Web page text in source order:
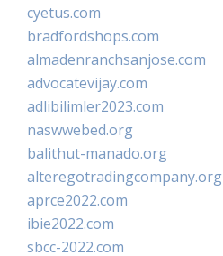
cyetus.com
bradfordshops.com
almadenranchsanjose.com
advocatevijay.com
adlibilimler2023.com
naswwebed.org
balithut-manado.org
alteregotradingcompany.org
aprce2022.com
ibie2022.com
sbcc-2022.com